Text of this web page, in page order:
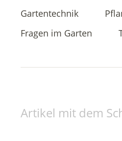
Gartentechnik
Fragen im Garten
Artikel mit dem